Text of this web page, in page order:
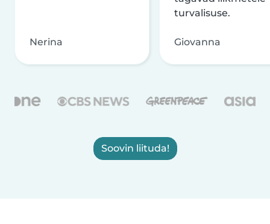
Nerina
turvalisuse.
Giovanna
Soovin liituda!